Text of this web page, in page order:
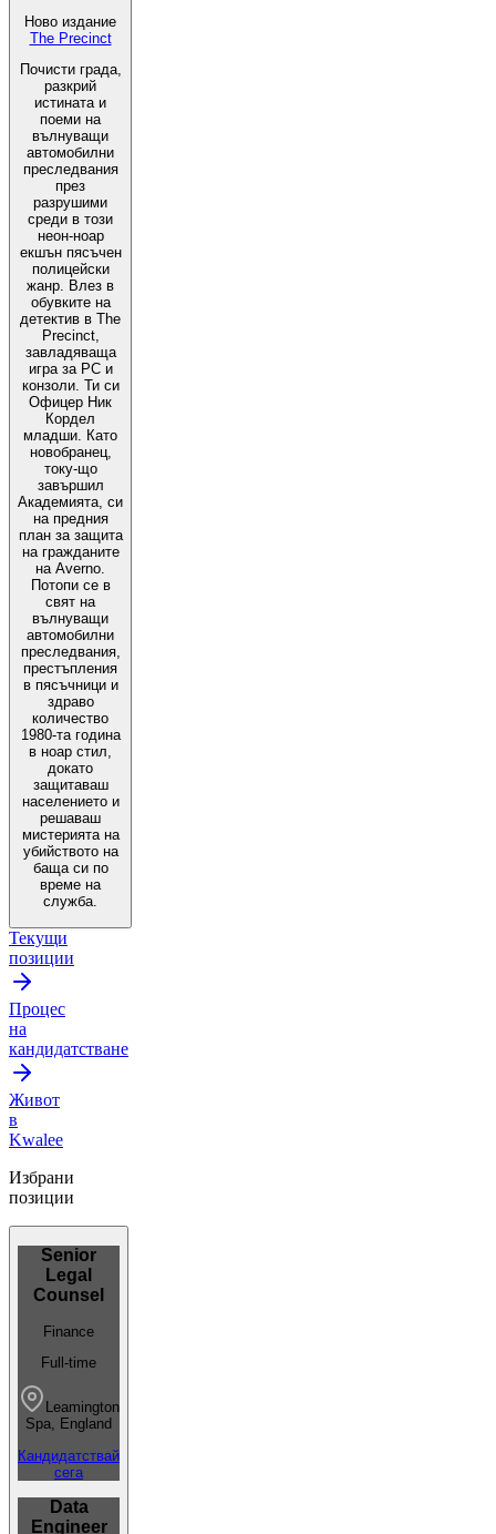
Ново издание
The Precinct
Почисти града,
разкрий
истината и
поеми на
вълнуващи
автомобилни
преследвания
през
разрушими
среди в този
неон-ноар
екшън пясъчен
полицейски
жанр. Влез в
обувките на
детектив в The
Precinct,
завладяваща
игра за PC и
конзоли. Ти си
Офицер Ник
Кордел
младши. Като
новобранец,
току-що
завършил
Академията, си
на предния
план за защита
на гражданите
на Аverno.
Потопи се в
свят на
вълнуващи
автомобилни
преследвания,
престъпления
в пясъчници и
здраво
количество
1980-та година
в ноар стил,
докато
защитаваш
населението и
решаваш
мистерията на
убийството на
баща си по
време на
служба.
Текущи
позиции
Процес
на
кандидатстване
Живот
в
Kwalee
Избрани
позиции
Senior
Legal
Counsel
Finance
Full-time
Leamington
Spa, England
Кандидатствай
сега
Data
Engineer